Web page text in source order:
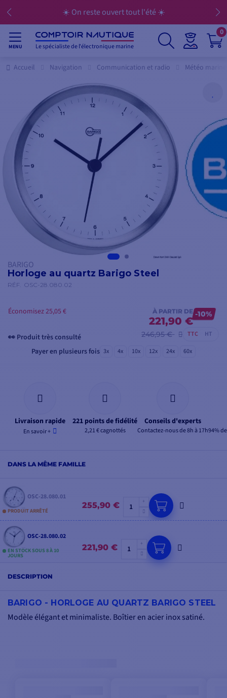
☀️ On reste ouvert tout l'été ☀️
MENU Le spécialiste de l'électronique marine
0
Accueil Navigation Communication et radio Météo marine
BARIGO
Horloge au quartz Barigo Steel
RÉF. OSC-28.080.02
À PARTIR DE
221,90 €
-10%
246,95 € TTC HT
Économisez 25,05 €
👀 Produit très consulté
Payer en plusieurs fois 3x 4x 10x 12x 24x 60x
Livraison rapide
En savoir +
221 points de fidélité
2,21 € cagnottés
Conseils d'experts
Contactez-nous de 8h à 17h94%
DANS LA MÊME FAMILLE
OSC-28.080.01
PRODUIT ARRÊTÉ
255,90 €
OSC-28.080.02
EN STOCK SOUS 8 À 10
JOURS
221,90 €
DESCRIPTION
BARIGO - HORLOGE AU QUARTZ BARIGO STEEL
Modèle élégant et minimaliste. Boîtier en acier inox satiné.